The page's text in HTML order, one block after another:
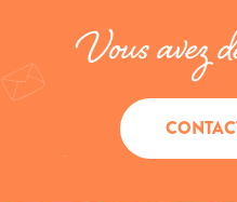
Vous avez